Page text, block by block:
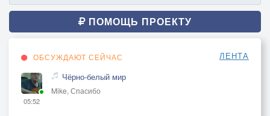
ПОМОЩЬ ПРОЕКТУ
ОБСУЖДАЮТ СЕЙЧАС ЛЕНТА
05:52
Чёрно-белый мир
Mike, Спасибо